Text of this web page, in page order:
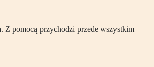
Z pomocą przychodzi przede wszystkim